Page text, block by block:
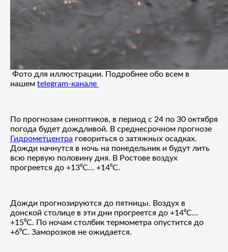
Фото для иллюстрации. Подробнее обо всем в
нашем telegram-канале
По прогнозам синоптиков, в период с 24 по 30 октября
погода будет дождливой. В среднесрочном прогнозе
Гидрометцентра говориться о затяжных осадках.
Дожди начнутся в ночь на понедельник и будут лить
всю первую половину дня. В Ростове воздух
прогреется до +13⁰С… +14⁰С.
Дожди прогнозируются до пятницы. Воздух в
донской столице в эти дни прогреется до +14⁰С…
+15⁰С. По ночам столбик термометра опустится до
+6⁰С. Заморозков не ожидается.